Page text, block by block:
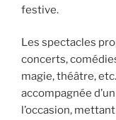
festive.
Les spectacles
concerts,
magie, théâtre,
accompagnée
l’occasion,